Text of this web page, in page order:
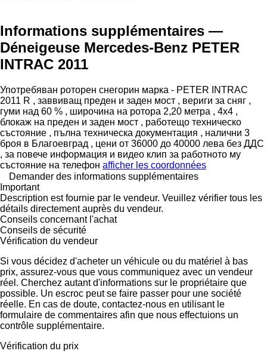
Informations supplémentaires —
Déneigeuse Mercedes-Benz PETER
INTRAC 2011
Употребяван роторен снегорин марка - PETER INTRAC
2011 R , заввиващ преден и заден мост , вериги за сняг ,
гуми над 60 % , широчина на ротора 2,20 метра , 4х4 ,
блокаж на преден и заден мост , работещо техническо
състояние , пълна техническа документация , налични 3
броя в Благоевград , цени от 36000 до 40000 лева без ДДС
, за повече информация и видео клип за работното му
състояние на телефон afficher les coordonnées
Demander des informations supplémentaires
Important
Description est fournie par le vendeur. Veuillez vérifier tous les
détails directement auprès du vendeur.
Conseils concernant l'achat
Conseils de sécurité
Vérification du vendeur
Si vous décidez d'acheter un véhicule ou du matériel à bas
prix, assurez-vous que vous communiquez avec un vendeur
réel. Cherchez autant d'informations sur le propriétaire que
possible. Un escroc peut se faire passer pour une société
réelle. En cas de doute, contactez-nous en utilisant le
formulaire de commentaires afin que nous effectuions un
contrôle supplémentaire.
Vérification du prix